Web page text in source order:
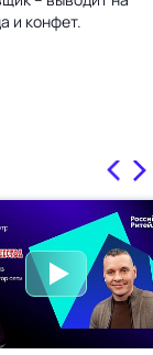
и конфет.